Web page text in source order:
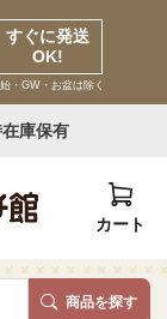
すぐに発送
OK!
・GW・お盆は除く
庫保有
カート
商品を探す